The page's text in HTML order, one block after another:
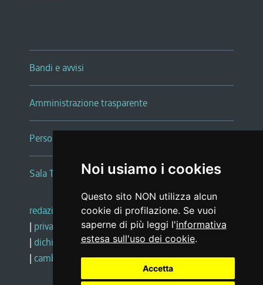
Noi usiamo i cookies
Questo sito NON utilizza alcun
cookie di profilazione. Se vuoi
saperne di più leggi l'informativa
estesa sull'uso dei cookie.
Accetta
Bandi e avvisi
Amministrazione trasparente
Persone e Uffici
Sala Tiziano Tessitori
redazione web |note legali |glossario
| privacy
social media policy
| dichiarazione di accessibilità |feedback
| cambio preferenze cookie